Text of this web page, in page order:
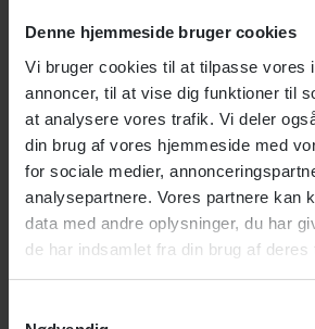
Denne hjemmeside bruger cookies
Vi bruger cookies til at tilpasse vores
annoncer, til at vise dig funktioner til
at analysere vores trafik. Vi deler
din brug af vores hjemmeside med
for sociale medier,
analysepartnere. Vores partnere kan
data med andre oplysninger, du har
de har indsamlet fra din brug af deres
Vil du vide mere? Her kan du læse
Download/udskriv brochure